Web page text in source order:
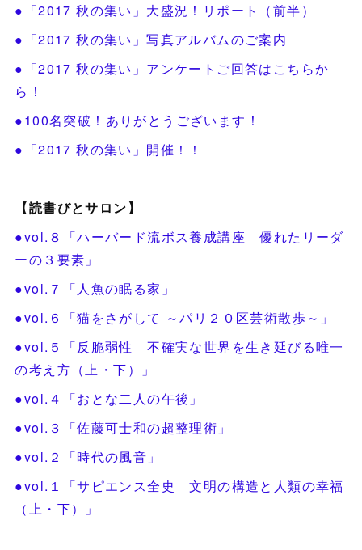
●「2017 秋の集い」大盛況！リポート（前半）
●「2017 秋の集い」写真アルバムのご案内
●「2017 秋の集い」アンケートご回答はこちらか
ら！
●100名突破！ありがとうございます！
●「2017 秋の集い」開催！！
【読書びとサロン】
●vol.８「ハーバード流ボス養成講座 優れたリーダ
ーの３要素」
●vol.７「人魚の眠る家」
●vol.６「猫をさがして ～パリ２０区芸術散歩～」
●vol.５「反脆弱性 不確実な世界を生き延びる唯一
の考え方（上・下）」
●vol.４「おとな二人の午後」
●vol.３「佐藤可士和の超整理術」
●vol.２「時代の風音」
●vol.１「サピエンス全史 文明の構造と人類の幸福
（上・下）」